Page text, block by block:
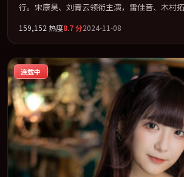
行。宋康昊、刘青云领衔主演，雷佳音、木村
以「惊悚」类型为骨架，在叙事、表演与视听上
2024-10-21 在内地院线及主流平台同步亮相，
碑稳健，适合喜欢强情节与人物弧光的观众完
159,152 热度8.7分2024-11-08
连载中